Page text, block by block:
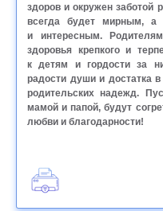
здоров и окружен заботой
всегда будет мирным,
и интересным.
здоровья крепкого и
к детям и гордости за
радости души и достатка
родительских надежд.
мамой и папой, будут
любви и благодарности!